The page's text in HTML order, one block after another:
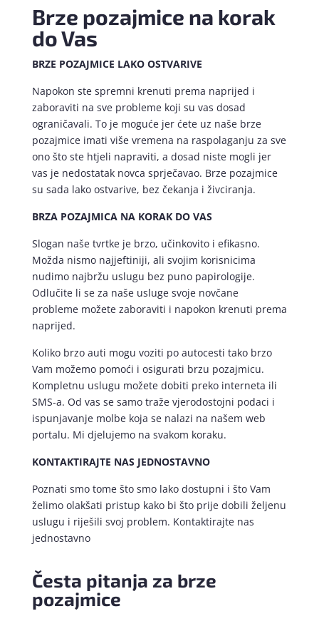
Brze pozajmice na korak
do Vas
BRZE POZAJMICE LAKO OSTVARIVE
Napokon ste spremni krenuti prema naprijed i
zaboraviti na sve probleme koji su vas dosad
ograničavali. To je moguće jer ćete uz naše brze
pozajmice imati više vremena na raspolaganju za sve
ono što ste htjeli napraviti, a dosad niste mogli jer
vas je nedostatak novca sprječavao. Brze pozajmice
su sada lako ostvarive, bez čekanja i živciranja.
BRZA POZAJMICA NA KORAK DO VAS
Slogan naše tvrtke je brzo, učinkovito i efikasno.
Možda nismo najjeftiniji, ali svojim korisnicima
nudimo najbržu uslugu bez puno papirologije.
Odlučite li se za naše usluge svoje novčane
probleme možete zaboraviti i napokon krenuti prema
naprijed.
Koliko brzo auti mogu voziti po autocesti tako brzo
Vam možemo pomoći i osigurati brzu pozajmicu.
Kompletnu uslugu možete dobiti preko interneta ili
SMS-a. Od vas se samo traže vjerodostojni podaci i
ispunjavanje molbe koja se nalazi na našem web
portalu. Mi djelujemo na svakom koraku.
KONTAKTIRAJTE NAS JEDNOSTAVNO
Poznati smo tome što smo lako dostupni i što Vam
želimo olakšati pristup kako bi što prije dobili željenu
uslugu i riješili svoj problem. Kontaktirajte nas
jednostavno
Česta pitanja za brze
pozajmice